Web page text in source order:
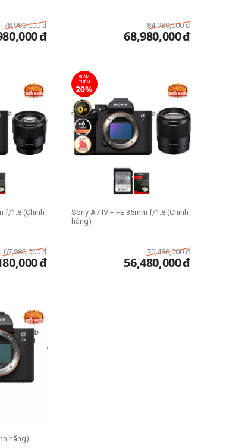
78,980,000 đ
đ
84,980,000 đ
68,980,000đ
f/1.8 (Chính
67,980,000 đ
đ
GIẢM
THÊM
20%
Sony A7 IV + FE 35mm f/1.8 (Chính
hãng)
70,480,000 đ
56,480,000đ
hãng)